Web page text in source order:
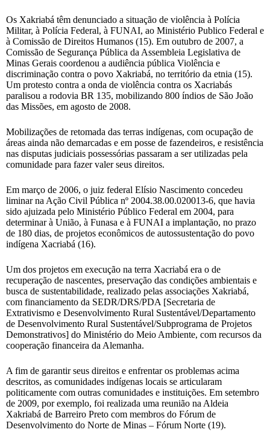
Os Xakriabá têm denunciado a situação de violência à Polícia
Militar, à Polícia Federal, à FUNAI, ao Ministério Publico Federal e
à Comissão de Direitos Humanos (15). Em outubro de 2007, a
Comissão de Segurança Pública da Assembleia Legislativa de
Minas Gerais coordenou a audiência pública Violência e
discriminação contra o povo Xakriabá, no território da etnia (15).
Um protesto contra a onda de violência contra os Xacriabás
paralisou a rodovia BR 135, mobilizando 800 índios de São João
das Missões, em agosto de 2008.
Mobilizações de retomada das terras indígenas, com ocupação de
áreas ainda não demarcadas e em posse de fazendeiros, e resistência
nas disputas judiciais possessórias passaram a ser utilizadas pela
comunidade para fazer valer seus direitos.
Em março de 2006, o juiz federal Elísio Nascimento concedeu
liminar na Ação Civil Pública nº 2004.38.00.020013-6, que havia
sido ajuizada pelo Ministério Público Federal em 2004, para
determinar à União, à Funasa e à FUNAI a implantação, no prazo
de 180 dias, de projetos econômicos de autossustentação do povo
indígena Xacriabá (16).
Um dos projetos em execução na terra Xacriabá era o de
recuperação de nascentes, preservação das condições ambientais e
busca de sustentabilidade, realizado pelas associações Xakriabá,
com financiamento da SEDR/DRS/PDA [Secretaria de
Extrativismo e Desenvolvimento Rural Sustentável/Departamento
de Desenvolvimento Rural Sustentável/Subprograma de Projetos
Demonstrativos] do Ministério do Meio Ambiente, com recursos da
cooperação financeira da Alemanha.
A fim de garantir seus direitos e enfrentar os problemas acima
descritos, as comunidades indígenas locais se articularam
politicamente com outras comunidades e instituições. Em setembro
de 2009, por exemplo, foi realizada uma reunião na Aldeia
Xakriabá de Barreiro Preto com membros do Fórum de
Desenvolvimento do Norte de Minas – Fórum Norte (19).